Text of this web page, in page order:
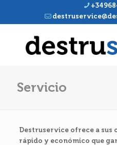
Servicio
Destruservice ofrece a sus
rápido y económico que